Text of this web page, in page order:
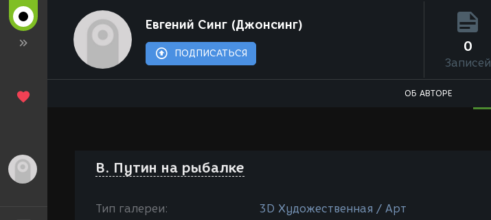
Евгений Синг (Джонсинг)
ПОДПИСАТЬСЯ 0
Записей
ОБ АВТОРЕ
В. Путин на рыбалке
Тип галереи: 3D Художественная / Арт